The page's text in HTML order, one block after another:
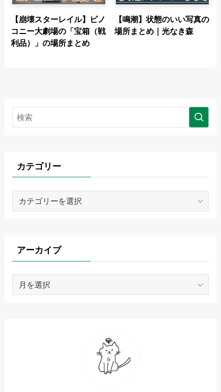
【崩壊スターレイル】ピノ
コニー大劇場の「宝箱（戦
利品）」の場所まとめ
【鳴潮】状態のいい写真の
場所まとめ｜光なき森
カテゴリー
ーアーカイブ